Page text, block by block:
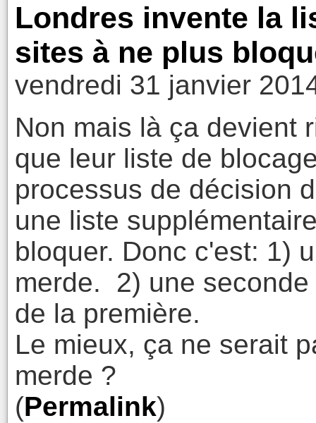
Londres invente la
sites à ne plus
vendredi 31 janvier
Non mais là ça devient
que leur liste de
processus de décision
une liste
bloquer. Donc c'est: 1)
merde. 2) une
de la première.
Le mieux, ça ne serait
merde ?
(Permalink)